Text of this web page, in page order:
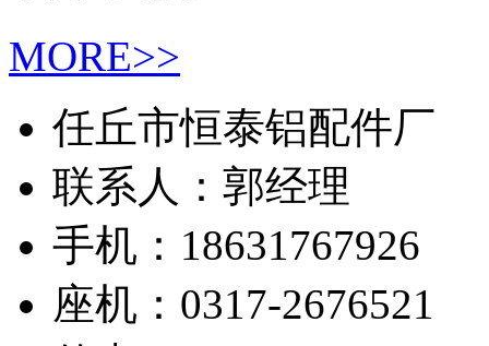
MORE>>
任丘市恒泰铝配件厂
联系人：郭经理
手机：18631767926
座机：0317-2676521